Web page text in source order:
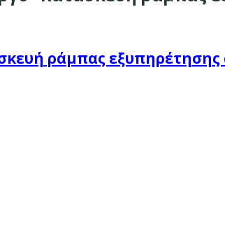
ράμπας